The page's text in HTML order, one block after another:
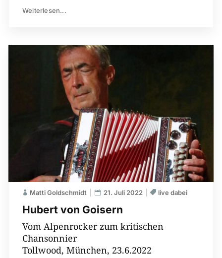
Weiterlesen...
Hubert von Goisern
Matti Goldschmidt 21. Juli 2022 live dabei
Vom Alpenrocker zum kritischen
Chansonnier
Tollwood, München, 23.6.2022